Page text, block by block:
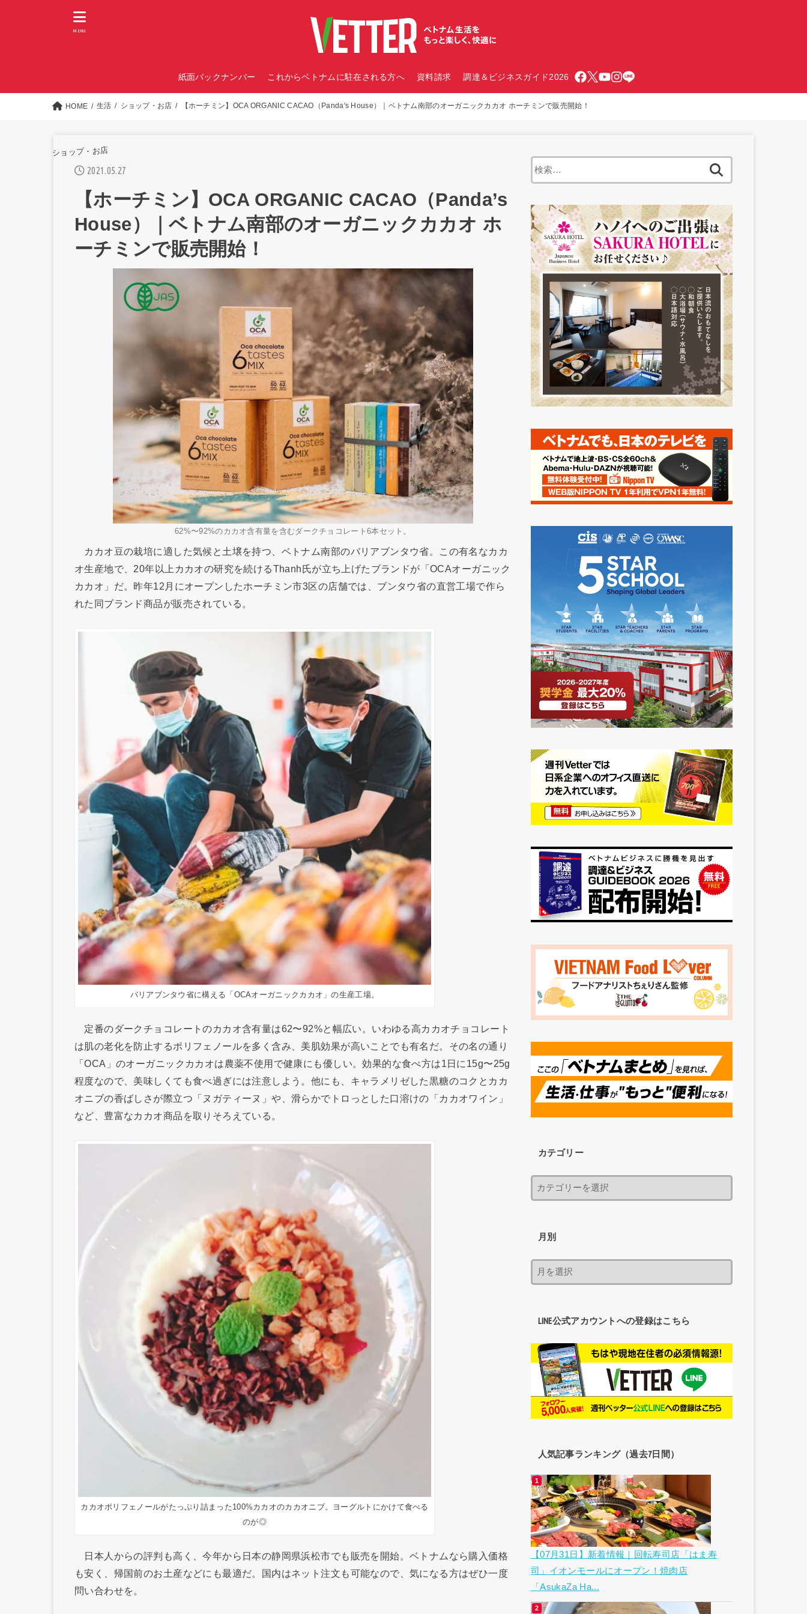
紙面バックナンバー これからベトナムに駐在される方へ 資料請求 調達＆ビジネスガイド2026
MENU
HOME 生活 ショップ・お店 【ホーチミン】OCA ORGANIC CACAO（Panda's House）｜ベトナム南部のオーガニックカカオ ホーチミンで販売開始！
ショップ・お店
2021.05.27
【ホーチミン】OCA ORGANIC CACAO（Panda’s
House）｜ベトナム南部のオーガニックカカオ ホ
ーチミンで販売開始！
62%〜92%のカカオ含有量を含むダークチョコレート6本セット。
カカオ豆の栽培に適した気候と土壌を持つ、ベトナム南部のバリアブンタウ省。この有名なカカ
オ生産地で、20年以上カカオの研究を続けるThanh氏が立ち上げたブランドが「OCAオーガニック
カカオ」だ。昨年12月にオープンしたホーチミン市3区の店舗では、ブンタウ省の直営工場で作ら
れた同ブランド商品が販売されている。
バリアブンタウ省に構える「OCAオーガニックカカオ」の生産工場。
定番のダークチョコレートのカカオ含有量は62〜92%と幅広い。いわゆる高カカオチョコレート
は肌の老化を防止するポリフェノールを多く含み、美肌効果が高いことでも有名だ。その名の通り
「OCA」のオーガニックカカオは農薬不使用で健康にも優しい。効果的な食べ方は1日に15g〜25g
程度なので、美味しくても食べ過ぎには注意しよう。他にも、キャラメリゼした黒糖のコクとカカ
オニブの香ばしさが際立つ「ヌガティーヌ」や、滑らかでトロっとした口溶けの「カカオワイン」
など、豊富なカカオ商品を取りそろえている。
カカオポリフェノールがたっぷり詰まった100%カカオのカカオニブ。ヨーグルトにかけて食べる
のが◎
日本人からの評判も高く、今年から日本の静岡県浜松市でも販売を開始。ベトナムなら購入価格
も安く、帰国前のお土産などにも最適だ。国内はネット注文も可能なので、気になる方はぜひ一度
問い合わせを。
カテゴリー
月別
LINE公式アカウントへの登録はこちら
人気記事ランキング（過去7日間）
【07月31日】新着情報｜回転寿司店「はま寿
司」イオンモールにオープン！焼肉店
「AsukaZa Ha...